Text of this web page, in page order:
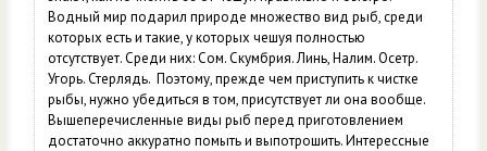
Водный мир подарил природе множество вид рыб, среди
которых есть и такие, у которых чешуя полностью
отсутствует. Среди них: Сом. Скумбрия. Линь, Налим. Осетр.
Угорь. Стерлядь. Поэтому, прежде чем приступить к чистке
рыбы, нужно убедиться в том, присутствует ли она вообще.
Вышеперечисленные виды рыб перед приготовлением
достаточно аккуратно помыть и выпотрошить. Интерессные